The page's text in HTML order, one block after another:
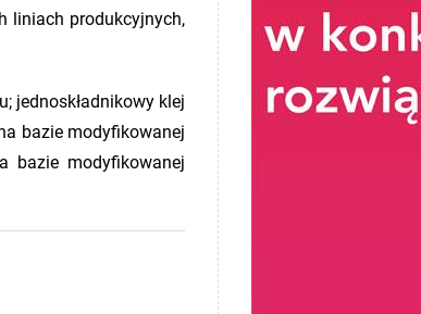
liniach produkcyjnych,
jednoskładnikowy klej
bazie modyfikowanej
bazie modyfikowanej